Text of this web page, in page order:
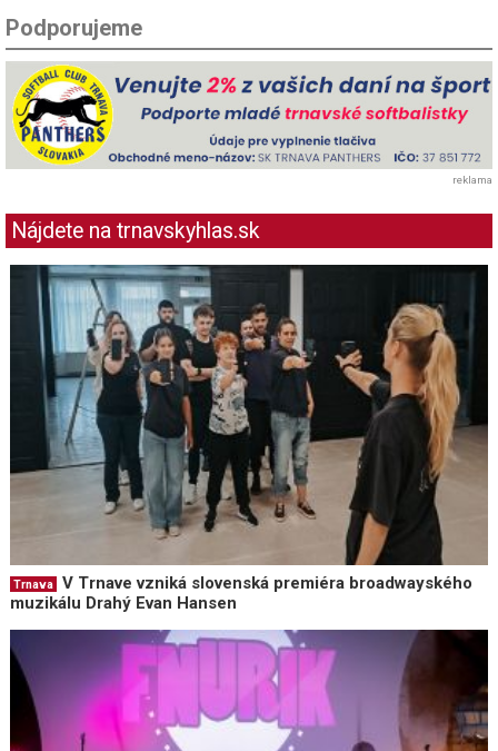
Podporujeme
reklama
Nájdete na trnavskyhlas.sk
Trnava
V Trnave vzniká slovenská premiéra broadwayského
muzikálu Drahý Evan Hansen